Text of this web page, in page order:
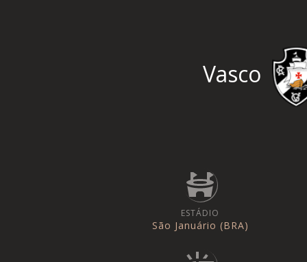
Vasco
ESTÁDIO
São Januário (BRA)